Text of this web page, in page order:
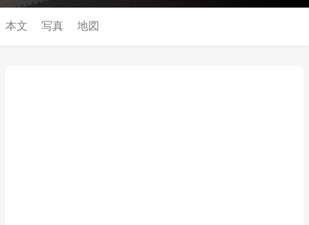
本文 写真 地図